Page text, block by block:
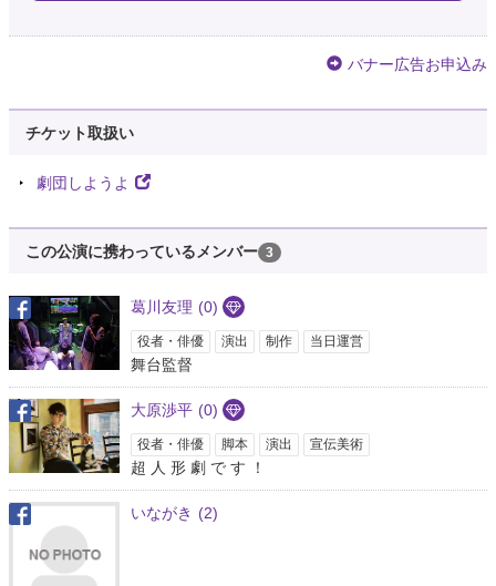
バナー広告お申込み
チケット取扱い
劇団しようよ
この公演に携わっているメンバー 3
葛川友理 (0)
役者・俳優 演出 制作 当日運営
舞台監督
大原渉平 (0)
役者・俳優 脚本 演出 宣伝美術
超 人 形 劇 で す ！
いながき (2)